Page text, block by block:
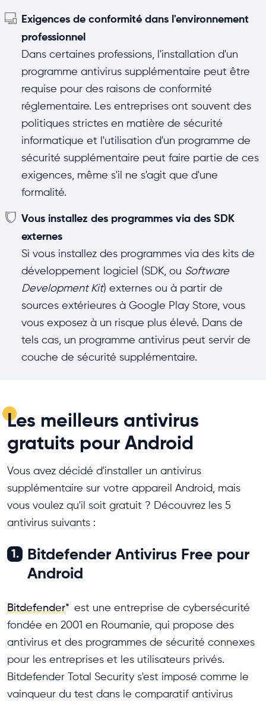
Exigences de conformité dans l'environnement
professionnel
Dans certaines professions, l'installation d'un
programme antivirus supplémentaire peut être
requise pour des raisons de conformité
réglementaire. Les entreprises ont souvent des
politiques strictes en matière de sécurité
informatique et l'utilisation d'un programme de
sécurité supplémentaire peut faire partie de ces
exigences, même s'il ne s'agit que d'une
formalité.
Vous installez des programmes via des SDK
externes
Si vous installez des programmes via des kits de
développement logiciel (SDK, ou Software
Development Kit) externes ou à partir de
sources extérieures à Google Play Store, vous
vous exposez à un risque plus élevé. Dans de
tels cas, un programme antivirus peut servir de
couche de sécurité supplémentaire.
Les meilleurs antivirus
gratuits pour Android
Vous avez décidé d'installer un antivirus
supplémentaire sur votre appareil Android, mais
vous voulez qu'il soit gratuit ? Découvrez les 5
antivirus suivants :
1.
Bitdefender Antivirus Free pour
Android
Bitdefender* est une entreprise de cybersécurité
fondée en 2001 en Roumanie, qui propose des
antivirus et des programmes de sécurité connexes
pour les entreprises et les utilisateurs privés.
Bitdefender Total Security s'est imposé comme le
vainqueur du test dans le comparatif antivirus